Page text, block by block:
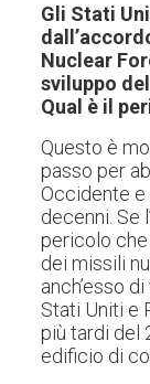
Gli Stati
Nuclear
sviluppo
Qual è il
Questo è
passo per
Occidente
decenni. Se
pericolo
dei missili
anch’esso
Stati Uniti e
più tardi del
edificio di